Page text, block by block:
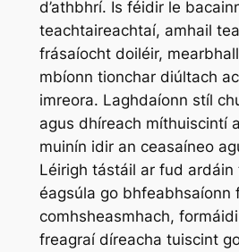
d’athbhrí. Is féidir le
teachtaireachtaí, amhail
frásaíocht doiléir,
mbíonn tionchar diúltach
imreora. Laghdaíonn stíl
agus dhíreach míthuiscintí
muinín idir an ceasaíneo
Léirigh tástáil ar fud
éagsúla go bhfeabhsaíonn
comhsheasmhach,
freagraí díreacha tuiscint